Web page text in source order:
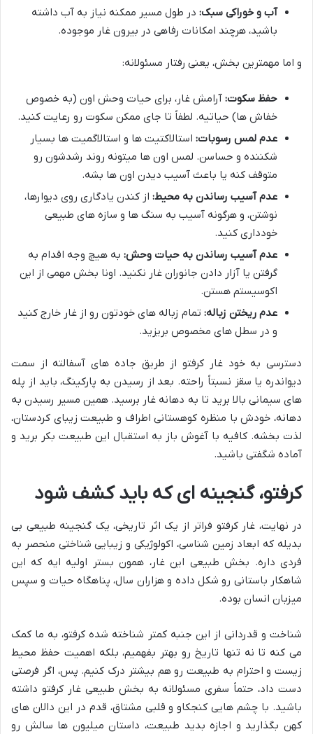
آب و خوراکی سبک: در طول مسیر ممکنه نیاز به آب داشته
باشید، هرچند امکانات رفاهی در بیرون غار موجوده.
و اما مهمترین بخش، یعنی رفتار مسئولانه:
حفظ سکوت: آرامش غار، برای حیات وحش اون (به خصوص
خفاش ها) حیاتیه. لطفاً تا جای ممکن سکوت رو رعایت کنید.
عدم لمس رسوبات: استالاکتیت ها و استالاگمیت ها بسیار
شکننده و حساسن. لمس اون ها میتونه روند رشدشون رو
متوقف کنه یا باعث آسیب دیدن اون ها بشه.
عدم آسیب رساندن به محیط: از کندن یادگاری روی دیوارها،
نوشتن، و هرگونه آسیب به سنگ ها و سازه های طبیعی
خودداری کنید.
عدم آسیب رساندن به حیات وحش: به هیچ وجه اقدام به
گرفتن یا آزار دادن جانوران غار نکنید. اونا بخش مهمی از این
اکوسیستم هستن.
عدم ریختن زباله: تمام زباله های خودتون رو از غار خارج کنید
و در سطل های مخصوص بریزید.
دسترسی به خود غار کرفتو از طریق جاده های آسفالته از سمت
دیواندره یا سقز نسبتاً راحته. بعد از رسیدن به پارکینگ، باید از پله
های سیمانی بالا برید تا به دهانه غار برسید. همین مسیر رسیدن به
دهانه، خودش با منظره کوهستانی اطراف و طبیعت زیبای کردستان،
لذت بخشه. کافیه با آغوش باز به استقبال این طبیعت بکر برید و
آماده شگفتی باشید.
کرفتو، گنجینه ای که باید کشف شود
در نهایت، غار کرفتو فراتر از یک اثر تاریخی، یک گنجینه طبیعی بی
بدیله که ابعاد زمین شناسی، اکولوژیکی و زیبایی شناختی منحصر به
فردی داره. بخش طبیعی این غار، همون بستر اولیه ایه که این
شاهکار باستانی رو شکل داده و هزاران سال، پناهگاه حیات و سپس
میزبان انسان بوده.
شناخت و قدردانی از این جنبه کمتر شناخته شده کرفتو، به ما کمک
می کنه تا نه تنها تاریخ رو بهتر بفهمیم، بلکه اهمیت حفظ محیط
زیست و احترام به طبیعت رو هم بیشتر درک کنیم. پس، اگر فرصتی
دست داد، حتماً سفری مسئولانه به بخش طبیعی غار کرفتو داشته
باشید. با چشم هایی کنجکاو و قلبی مشتاق، قدم در این دالان های
کهن بگذارید و اجازه بدید طبیعت، داستان میلیون ها سالش رو